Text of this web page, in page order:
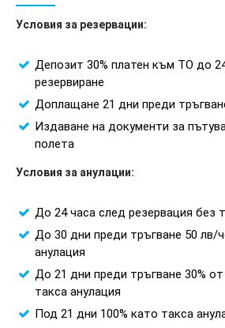
Условия за резервации:
Депозит 30% платен към ТО до
резервиране
Доплащане 21 дни преди
Издаване на документи за
полета
Условия за анулации:
До 24 часа след резервация без
До 30 дни преди тръгване 50 лв/
анулация
До 21 дни преди тръгване 30%
такса анулация
Под 21 дни 100% като такса